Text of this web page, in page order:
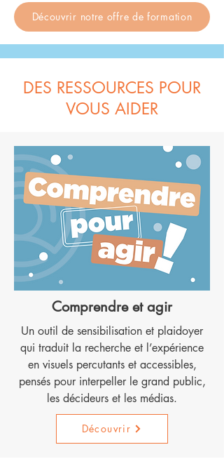
Découvrir notre offre de formation
DES RESSOURCES POUR
VOUS AIDER
Comprendre et agir
Un outil de sensibilisation et plaidoyer
qui traduit la recherche et l’expérience
en visuels percutants et accessibles,
pensés pour interpeller le grand public,
les décideurs et les médias.
Découvrir